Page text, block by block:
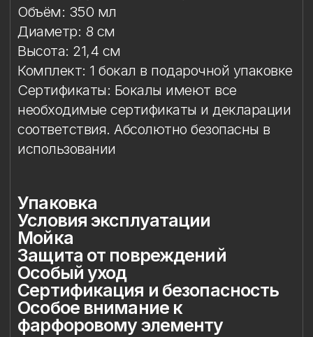
Упаковка
Условия эксплуатации
Мойка
Защита от повреждений
Особый уход
Сертификация и безопасность
Особое внимание к
фарфоровому элементу
Упаковка
Подарочная упаковка входит
Условия эксплуатации
Бокал предназначен исключительно
для подачи напитков. Бокал
не предназначен для работы
в микроволновой печи.
Мойка
Допускается автоматическая мойка
в посудомоечной машине при
температуре не выше 45 °C. Ручная
мойка не рекомендуется, особенно
с воздействием на фарфоровый декор.